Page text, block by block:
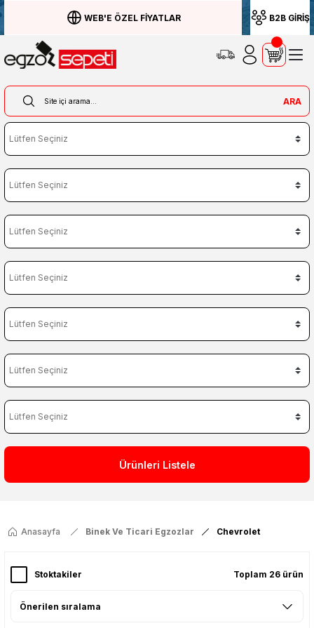
WEB'E ÖZEL FİYATLAR B2B GİRİŞ
ARA
Ürünleri Listele
Anasayfa Binek Ve Ticari Egzozlar Chevrolet
Stoktakiler Toplam 26 ürün